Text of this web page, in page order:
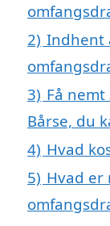
2) Indhent
3) Få
Bårse, du
4) Hvad
5) Hvad er